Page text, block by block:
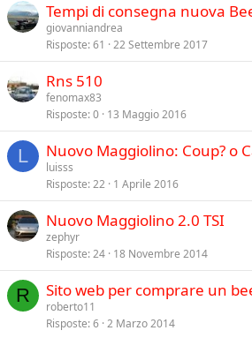
Tempi di consegna nuova
giovanniandrea
Risposte 61 22 Settembre 2017
Rns 510
fenomax83
Risposte 0 13 Maggio 2016
L Nuovo Maggiolino: Coup? o
luisss
Risposte 22 1 Aprile 2016
Nuovo Maggiolino 2.0 TSI
zephyr
Risposte 24 18 Novembre 2014
R Sito web per comprare un
roberto11
Risposte 6 2 Marzo 2014